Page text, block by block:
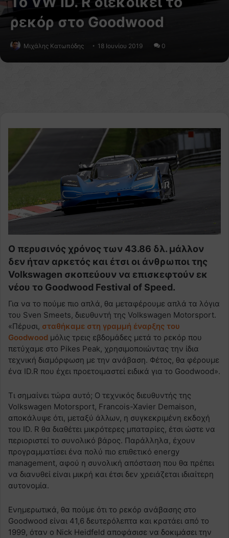
ρεκόρ στο Goodwood
Μιχάλης Κατωπόδης 18 Ιουνίου 2019 0
Ο περυσινός χρόνος των 43.86 δλ. μάλλον
δεν ήταν αρκετός και έτσι οι άνθρωποι της
Volkswagen σκοπεύουν να επισκεφτούν εκ
νέου το Goodwood Festival of Speed.
Για να το πούμε πιο απλά, θα μεταφέρουμε απλά τα λόγια
του Sven Smeets, διευθυντή της Volkswagen Motorsport.
«Πέρυσι, σταθήκαμε στη γραμμή έναρξης του
Goodwood μόλις τρεις εβδομάδες μετά το ρεκόρ που
πετύχαμε στο Pikes Peak, χρησιμοποιώντας την ίδια
τεχνική διαμόρφωση με την ανάβαση. Φέτος, θα φέρουμε
ένα ID.R που έχει προετοιμαστεί ειδικά για το Goodwood».
Τι σημαίνει τώρα αυτό; Ο τεχνικός διευθυντής της
Volkswagen Motorsport, Francois-Xavier Demaison,
αποκάλυψε ότι, μεταξύ άλλων, η συγκεκριμένη εκδοχή
του ID. R θα διαθέτει μικρότερες μπαταρίες, έτσι ώστε να
περιοριστεί το συνολικό βάρος. Παράλληλα, έχουν
προγραμματίσει ένα πολύ πιο επιθετικό energy
management, αφού η συνολική απόσταση που θα πρέπει
να διανυθεί είναι μικρή και έτσι δεν χρειάζεται ιδιαίτερη
αυτονομία.
Ενημερωτικά, θα πούμε ότι το ρεκόρ ανάβασης στο
Goodwood είναι 41,6 δευτερόλεπτα και κρατάει από το
1999, όταν ο Nick Heidfeld αποφάσισε να δοκιμάσει την